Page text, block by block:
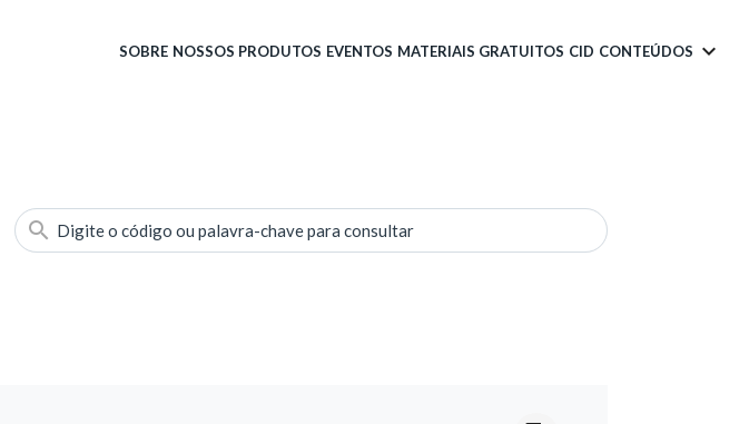
SOBRE NOSSOS PRODUTOS EVENTOS MATERIAIS GRATUITOS CID CONTEÚDOS
Digite o código ou palavra-chave para consultar